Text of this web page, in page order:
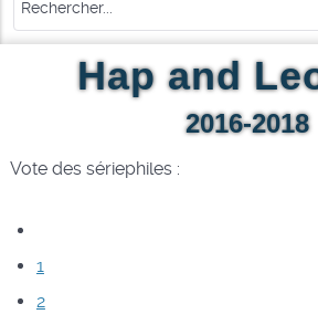
Hap and
2016-2018
Vote des sériephiles :
1
2